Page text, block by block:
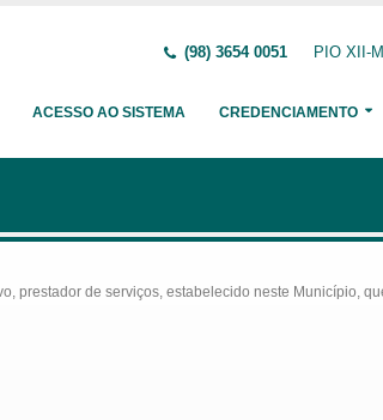
(98) 3654 0051 PIO XII-
ACESSO AO SISTEMA CREDENCIAMENTO
prestador de serviços, estabelecido neste Município,